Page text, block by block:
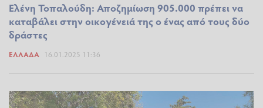
Ελένη Τοπαλούδη: Αποζημίωση 905.000 πρέπει να
καταβάλει στην οικογένειά της ο ένας από τους δύο
δράστες
ΕΛΛΆΔΑ 16.01.2025 11:36